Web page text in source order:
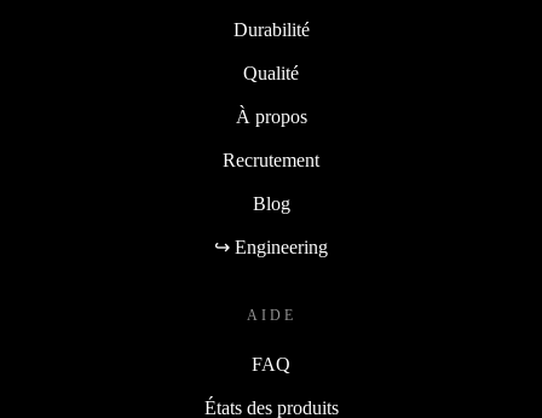
Durabilité
Qualité
À propos
Recrutement
Blog
↪ Engineering
AIDE
FAQ
États des produits